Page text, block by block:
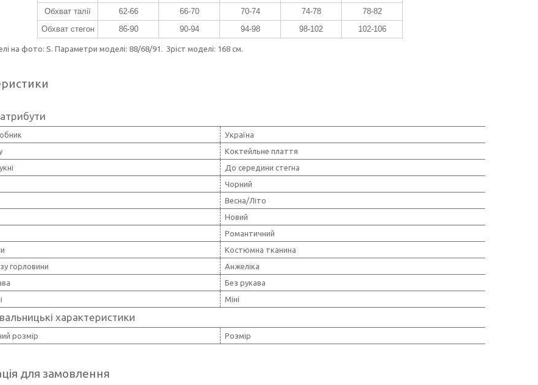
Обхват талії 62-66 66-70 70-74 74-78
78-82
Обхват стегон
86-90 90-94 94-98 98-102 102-106
на фото: S. Параметри моделі: 88/68/91. Зріст моделі: 168 см.
Україна
Коктейльне плаття
До середини стегна
Чорний
Весна/Літо
Новий
Романтичний
Костюмна тканина
горловини
Анжеліка
Без рукава
Міні
характеристики
розмір Розмір
для замовлення